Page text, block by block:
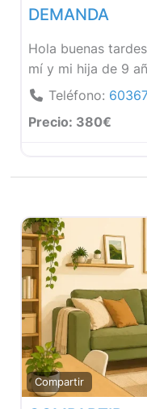
DEMANDA
Hola buenas
mí y mi hija de 9
Teléfono:
Precio: 380€
Compartir